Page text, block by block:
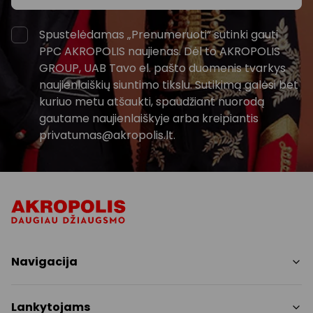
Spustelėdamas „Prenumeruoti“ sutinki gauti
PPC AKROPOLIS naujienas. Dėl to AKROPOLIS
GROUP, UAB Tavo el. pašto duomenis tvarkys
naujienlaiškių siuntimo tikslu. Sutikimą galėsi bet
kuriuo metu atšaukti, spaudžiant nuorodą
gautame naujienlaiškyje arba kreipiantis
privatumas@akropolis.lt.
Navigacija
Lankytojams